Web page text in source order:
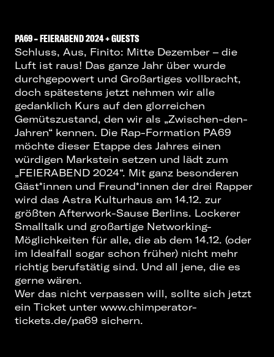
PA69 – FEIERABEND 2024 + GUESTS
Schluss, Aus, Finito: Mitte Dezember – die
Luft ist raus! Das ganze Jahr über wurde
durchgepowert und Großartiges vollbracht,
doch spätestens jetzt nehmen wir alle
gedanklich Kurs auf den glorreichen
Gemütszustand, den wir als „Zwischen-den-
Jahren“ kennen. Die Rap-Formation PA69
möchte dieser Etappe des Jahres einen
würdigen Markstein setzen und lädt zum
„FEIERABEND 2024“. Mit ganz besonderen
Gäst*innen und Freund*innen der drei Rapper
wird das Astra Kulturhaus am 14.12. zur
größten Afterwork-Sause Berlins. Lockerer
Smalltalk und großartige Networking-
Möglichkeiten für alle, die ab dem 14.12. (oder
im Idealfall sogar schon früher) nicht mehr
richtig berufstätig sind. Und all jene, die es
gerne wären.
Wer das nicht verpassen will, sollte sich jetzt
ein Ticket unter www.chimperator-
tickets.de/pa69 sichern.